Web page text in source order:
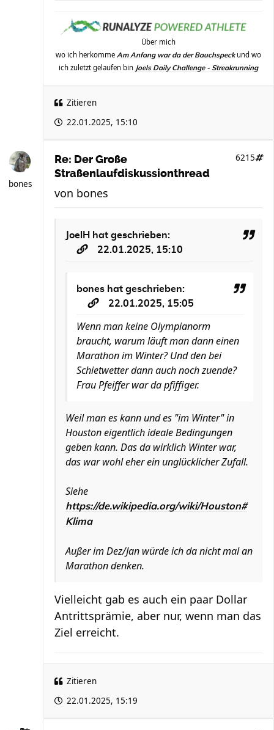
Über mich
wo ich herkomme Am Anfang war da der Bauchspeckund wo
ich zuletzt gelaufen bin Joels Daily Challenge - Streakrunning
Zitieren
22.01.2025, 15:10
bones
Re: Der Große
Straßenlaufdiskussionthread
6215
von bones
JoelH hat geschrieben:
22.01.2025, 15:10
bones hat geschrieben:
22.01.2025, 15:05
Wenn man keine Olympianorm
braucht, warum läuft man dann einen
Marathon im Winter? Und den bei
Schietwetter dann auch noch zuende?
Frau Pfeiffer war da pfiffiger.
Weil man es kann und es "im Winter" in
Houston eigentlich ideale Bedingungen
geben kann. Das da wirklich Winter war,
das war wohl eher ein unglücklicher Zufall.
Siehe
https://de.wikipedia.org/wiki/Houston#
Klima
Außer im Dez/Jan würde ich da nicht mal an
Marathon denken.
Vielleicht gab es auch ein paar Dollar
Antrittsprämie, aber nur, wenn man das
Ziel erreicht.
Zitieren
22.01.2025, 15:19